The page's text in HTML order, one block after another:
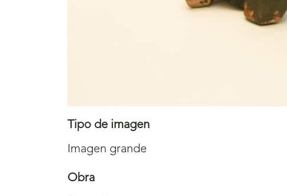
Tipo de imagen
Imagen grande
Obra